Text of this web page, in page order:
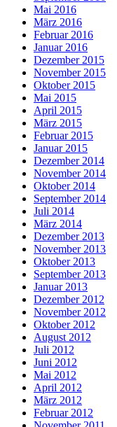
Mai 2016
März 2016
Februar 2016
Januar 2016
Dezember 2015
November 2015
Oktober 2015
Mai 2015
April 2015
März 2015
Februar 2015
Januar 2015
Dezember 2014
November 2014
Oktober 2014
September 2014
Juli 2014
März 2014
Dezember 2013
November 2013
Oktober 2013
September 2013
Januar 2013
Dezember 2012
November 2012
Oktober 2012
August 2012
Juli 2012
Juni 2012
Mai 2012
April 2012
März 2012
Februar 2012